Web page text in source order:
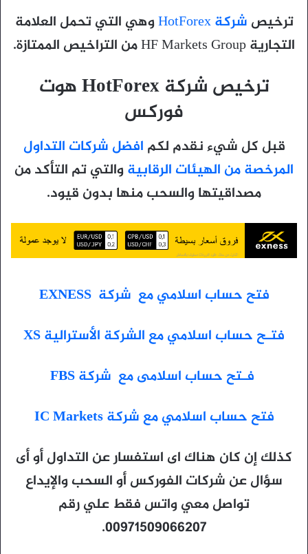
ترخيص شركة HotForex
وهي التي تحمل العلامة
التجارية HF Markets Group من التراخيص الممتازة.
ترخيص شركة HotForex هوت
فوركس
قبل كل شيء نقدم لكم افضل شركات التداول
المرخصة من الهيئات الرقابيةوالتي تم التأكد من
مصداقيتها والسحب منها بدون قيود.
فتح حساب اسلامي مع شركة EXNESS
فتـح حساب اسلامي مع الشركة الأسترالية XS
فـتح حساب اسلامى مع شركة FBS
فتح حساب اسلامي مع شركة IC Markets
كذلك إن كان هناك اى استفسار عن التداول أو أى
سؤال عن شركات الفوركس أو السحب والإيداع
تواصل معي واتس فقط علي رقم
00971509066207.